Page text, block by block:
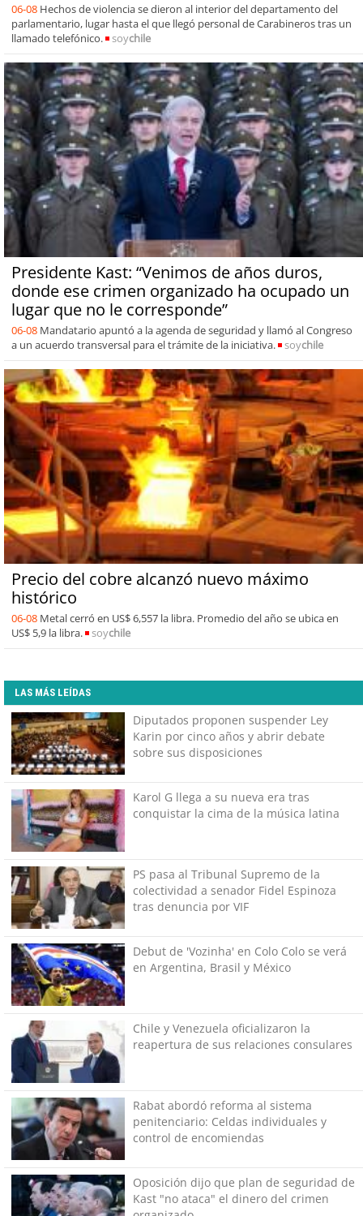
06-08 Hechos de violencia se dieron al interior del departamento del
parlamentario, lugar hasta el que llegó personal de Carabineros tras un
llamado telefónico.
soychile
Presidente Kast: “Venimos de años duros,
donde ese crimen organizado ha ocupado un
lugar que no le corresponde”
06-08 Mandatario apuntó a la agenda de seguridad y llamó al Congreso
a un acuerdo transversal para el trámite de la iniciativa.
soychile
Precio del cobre alcanzó nuevo máximo
histórico
06-08 Metal cerró en US$ 6,557 la libra. Promedio del año se ubica en
US$ 5,9 la libra.
soychile
LAS MÁS LEÍDAS
Diputados proponen suspender Ley
Karin por cinco años y abrir debate
sobre sus disposiciones
Karol G llega a su nueva era tras
conquistar la cima de la música latina
PS pasa al Tribunal Supremo de la
colectividad a senador Fidel Espinoza
tras denuncia por VIF
Debut de 'Vozinha' en Colo Colo se verá
en Argentina, Brasil y México
Chile y Venezuela oficializaron la
reapertura de sus relaciones consulares
Rabat abordó reforma al sistema
penitenciario: Celdas individuales y
control de encomiendas
Oposición dijo que plan de seguridad de
Kast "no ataca" el dinero del crimen